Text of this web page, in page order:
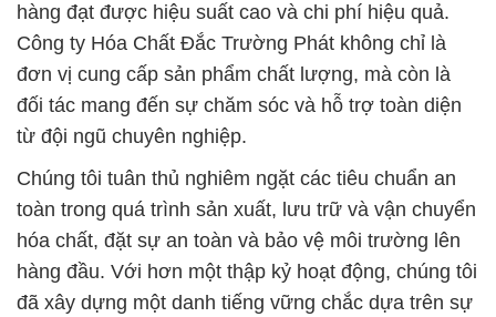
hàng đạt được hiệu suất cao và chi phí hiệu quả.
Công ty Hóa Chất Đắc Trường Phát không chỉ là
đơn vị cung cấp sản phẩm chất lượng, mà còn là
đối tác mang đến sự chăm sóc và hỗ trợ toàn diện
từ đội ngũ chuyên nghiệp.
Chúng tôi tuân thủ nghiêm ngặt các tiêu chuẩn an
toàn trong quá trình sản xuất, lưu trữ và vận chuyển
hóa chất, đặt sự an toàn và bảo vệ môi trường lên
hàng đầu. Với hơn một thập kỷ hoạt động, chúng tôi
đã xây dựng một danh tiếng vững chắc dựa trên sự